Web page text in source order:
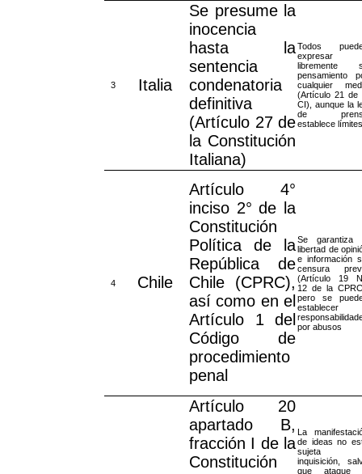
3 Italia
Se presume la
inocencia
hasta la
sentencia
condenatoria
definitiva
(Artículo 27 de
la Constitución
Italiana)
Todos
expresar
libremente
pensamiento
cualquier
(Artículo 21 de
CI), aunque la
de
establece límites
4 Chile
Artículo 4°
inciso 2° de la
Constitución
Política de la
República de
Chile (CPRC),
así como en el
Artículo 1 del
Código de
procedimiento
penal
Se garantiza
libertad de
e información
censura
(Artículo 19
12 de la
pero se
establecer
por abusos
Artículo 20
apartado B,
fracción I de la
Constitución
La
de ideas no
sujeta
inquisición,
que ataque